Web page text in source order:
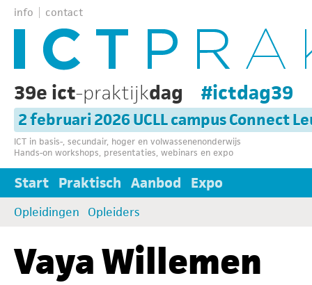
info contact
39e ict-praktijkdag #ictdag39
2 februari 2026 UCLL campus Connect
ICT in basis-, secundair, hoger en volwassenenonderwijs
Hands-on workshops, presentaties, webinars en expo
Start Praktisch Aanbod Expo
Opleidingen Opleiders
Vaya Willemen